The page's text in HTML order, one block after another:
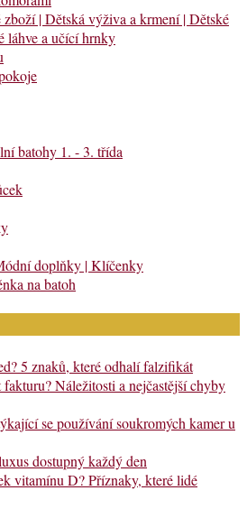
| Dětská výživa a krmení | Dětské
láhve a učící hrnky
batohy 1. - 3. třída
doplňky | Klíčenky
na batoh
5 znaků, které odhalí falzifikát
Náležitosti a nejčastější chyby
se používání soukromých kamer u
dostupný každý den
vitamínu D? Příznaky, které lidé